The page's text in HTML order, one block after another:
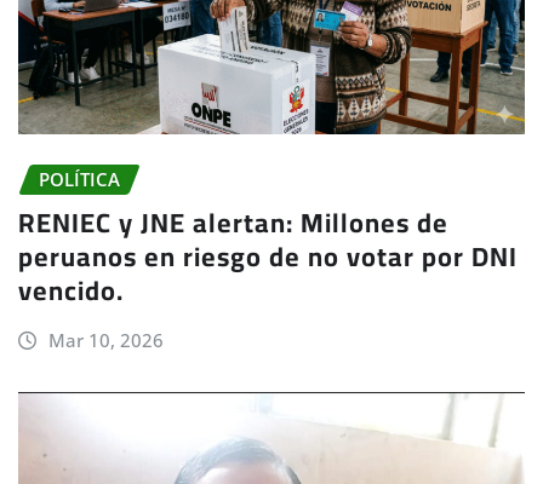
POLÍTICA
RENIEC y JNE alertan: Millones de
peruanos en riesgo de no votar por DNI
vencido.
Mar 10, 2026